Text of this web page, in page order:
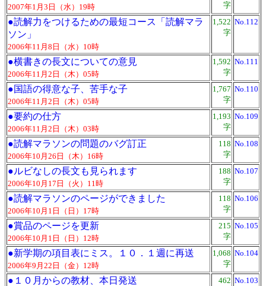
2007年1月3日（水）19時
字
●読解力をつけるための最短コース「読解マラ
ソン」
2006年11月8日（水）10時
1,522
字
No.112
●横書きの長文についての意見
2006年11月2日（木）05時
1,592
字
No.111
●国語の得意な子、苦手な子
2006年11月2日（木）05時
1,767
字
No.110
●要約の仕方
2006年11月2日（木）03時
1,193
字
No.109
●読解マラソンの問題のバグ訂正
2006年10月26日（木）16時
118
字
No.108
●ルビなしの長文も見られます
2006年10月17日（火）11時
188
字
No.107
●読解マラソンのページができました
2006年10月1日（日）17時
118
字
No.106
●賞品のページを更新
2006年10月1日（日）12時
215
字
No.105
●新学期の項目表にミス。１０．１週に再送
2006年9月22日（金）12時
1,068
字
No.104
● １０月からの教材、本日発送
462 No.103